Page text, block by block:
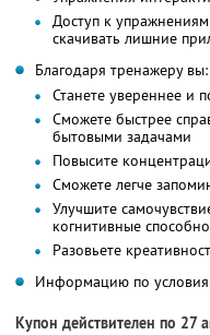
Доступ к
скачивать лишние
Благодаря тренажеру вы:
Станете увереннее и
Сможете быстрее
бытовыми задачами
Повысите
Сможете легче
Улучшите
когнитивные
Разовьете
Информацию по
Купон действителен по 27